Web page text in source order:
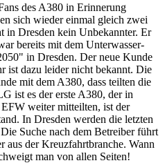
des A380 in Erinnerung
sich wieder einmal gleich zwei
in Dresden kein Unbekannter. Er
bereits mit dem Unterwasser-
in Dresden. Der neue Kunde
ist dazu leider nicht bekannt. Die
mit dem A380, dass teilten die
ist es der erste A380, der in
weiter mitteilten, ist der
In Dresden werden die letzten
Suche nach dem Betreiber führt
aus der Kreuzfahrtbranche. Wann
man von allen Seiten!